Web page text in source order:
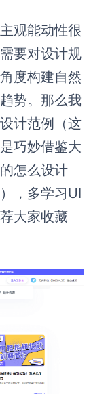
观能动性很
要对设计规
度构建自然
势。那么我
计范例（这
巧妙借鉴大
怎么设计
，多学习UI
大家收藏